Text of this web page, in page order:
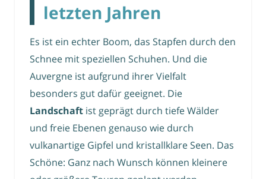
letzten Jahren
Es ist ein echter Boom, das Stapfen durch den
Schnee mit speziellen Schuhen. Und die
Auvergne ist aufgrund ihrer Vielfalt
besonders gut dafür geeignet. Die
Landschaft ist geprägt durch tiefe Wälder
und freie Ebenen genauso wie durch
vulkanartige Gipfel und kristallklare Seen. Das
Schöne: Ganz nach Wunsch können kleinere